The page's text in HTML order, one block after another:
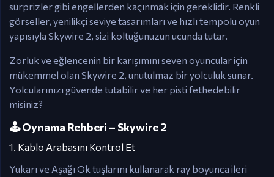
sürprizler gibi engellerden kaçınmak için gereklidir. Renkli
görseller, yenilikçi seviye tasarımları ve hızlı tempolu oyun
yapısıyla Skywire 2, sizi koltuğunuzun ucunda tutar.
Zorluk ve eğlencenin bir karışımını seven oyuncular için
mükemmel olan Skywire 2, unutulmaz bir yolculuk sunar.
Yolcularınızı güvende tutabilir ve her pisti fethedebilir
misiniz?
🕹️ Oynama Rehberi – Skywire 2
1. Kablo Arabasını Kontrol Et
Yukarı ve Aşağı Ok tuşlarını kullanarak ray boyunca ileri